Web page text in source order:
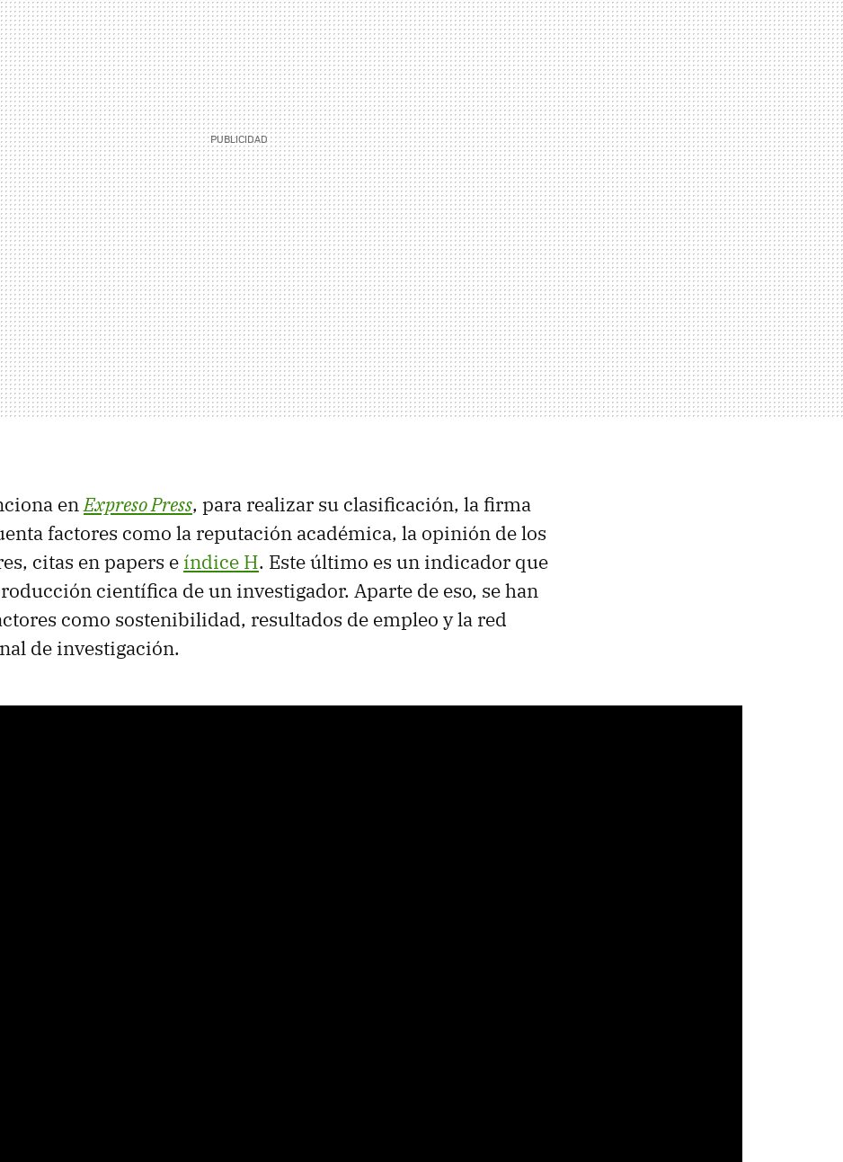
enExpreso Press, para realizar su clasificación, la firma
factores como la reputación académica, la opinión de los
citas en papers e índice H. Este último es un indicador que
científica de un investigador. Aparte de eso, se han
como sostenibilidad, resultados de empleo y la red
de investigación.